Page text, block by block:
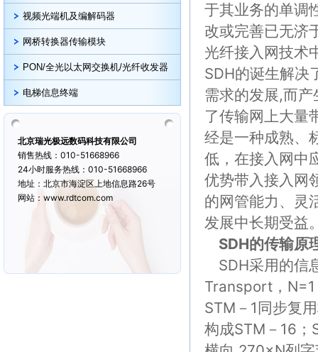
视频光端机及编解码器
网桥转换器传输模块
PON/全光以太网交换机/光纤收发器
电梯信息终端
北京瑞光极远数码科技有限公司
销售热线：010-51668966
24小时服务热线：010-51668966
地址：北京市海淀区上地信息路26号
网站：www.rdtcom.com
于其业务的单调
改或完善已无济
光纤接入网技术
SDH的诞生解决
需求的发展,而
了传输网上大量
经是一种成熟、
低，在接入网中
优势带入接入网
的网管能力、灵
发展中长期受益
SDH的传输原
SDH采用的信
Transport，
STM－1同步复
构成STM－16；